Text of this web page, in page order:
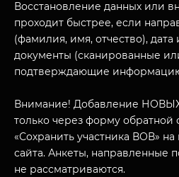
МУЗЕЙНЫЙ
О
Восстановление данных или
проходит быстрее, если
(фамилия, имя, отчество),
документы (сканированные
подтверждающие
Внимание! Добавление НОВЫХ
только через форму обратной
«Сохранить участника ВОВ»
сайта. Анкеты, направленные
не рассматриваются.